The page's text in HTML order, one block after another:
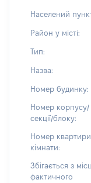
Населений
Район у місті:
Тип:
Назва:
Номер будинку:
Номер корпусу/
секції/блоку:
Номер
кімнати:
Збігається з
фактичного